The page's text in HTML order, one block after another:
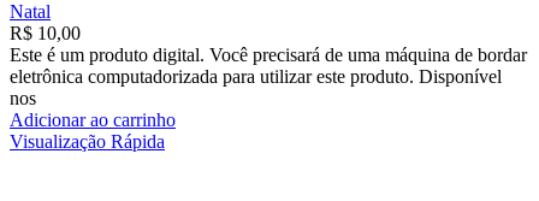
Natal
R$ 10,00
Este é um produto digital. Você precisará de uma máquina de bordar
eletrônica computadorizada para utilizar este produto. Disponível
nos
Adicionar ao carrinho
Visualização Rápida